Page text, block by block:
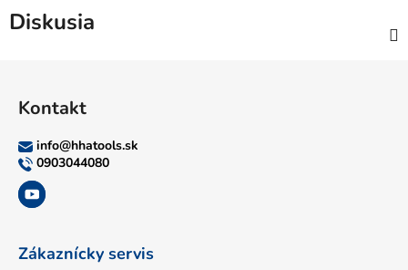
Diskusia
Kontakt
info@hhatools.sk
0903044080
Zákaznícky servis